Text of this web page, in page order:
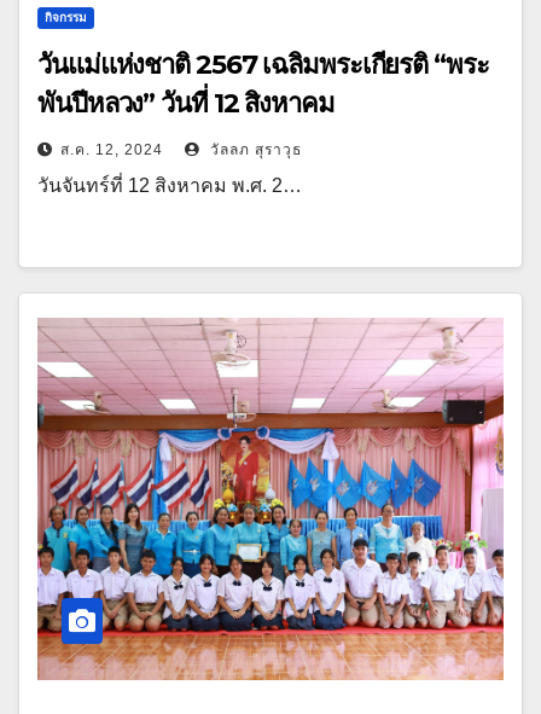
กิจกรรม
วันแม่แห่งชาติ 2567 เฉลิมพระเกียรติ “พระ
พันปีหลวง” วันที่ 12 สิงหาคม
ส.ค. 12, 2024 วัลลภ สุราวุธ
วันจันทร์ที่ 12 สิงหาคม พ.ศ. 2…